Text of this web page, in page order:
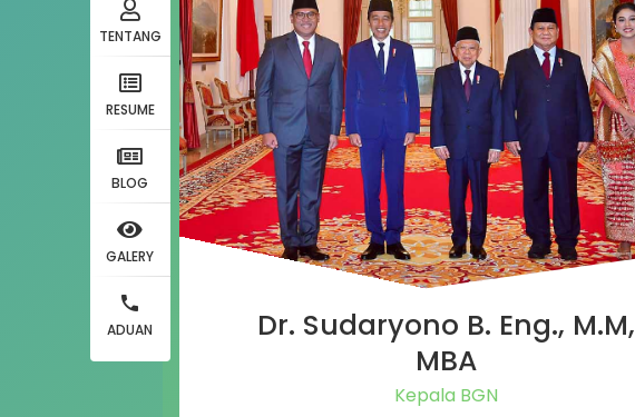
TENTANG
RESUME
BLOG
GALERY
ADUAN
Dr. Sudaryono B. Eng., M.M,
MBA
Kepala BGN